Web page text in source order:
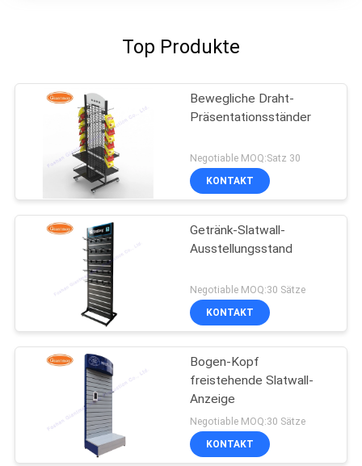
Top Produkte
Bewegliche Draht-
Präsentationsständer
Negotiable MOQ:Satz 30
KONTAKT
Getränk-Slatwall-
Ausstellungsstand
Negotiable MOQ:30 Sätze
KONTAKT
Bogen-Kopf
freistehende Slatwall-
Anzeige
Negotiable MOQ:30 Sätze
KONTAKT